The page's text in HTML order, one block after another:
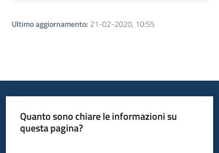
Ultimo aggiornamento: 21-02-2020, 10:55
Quanto sono chiare le informazioni su
questa pagina?